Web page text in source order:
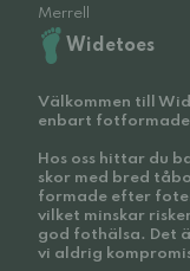
Merrell
Widetoes
Välkommen till
enbart fotformade
Hos oss hittar du
skor med bred
formade efter
vilket minskar
god fothälsa. Det
vi aldrig